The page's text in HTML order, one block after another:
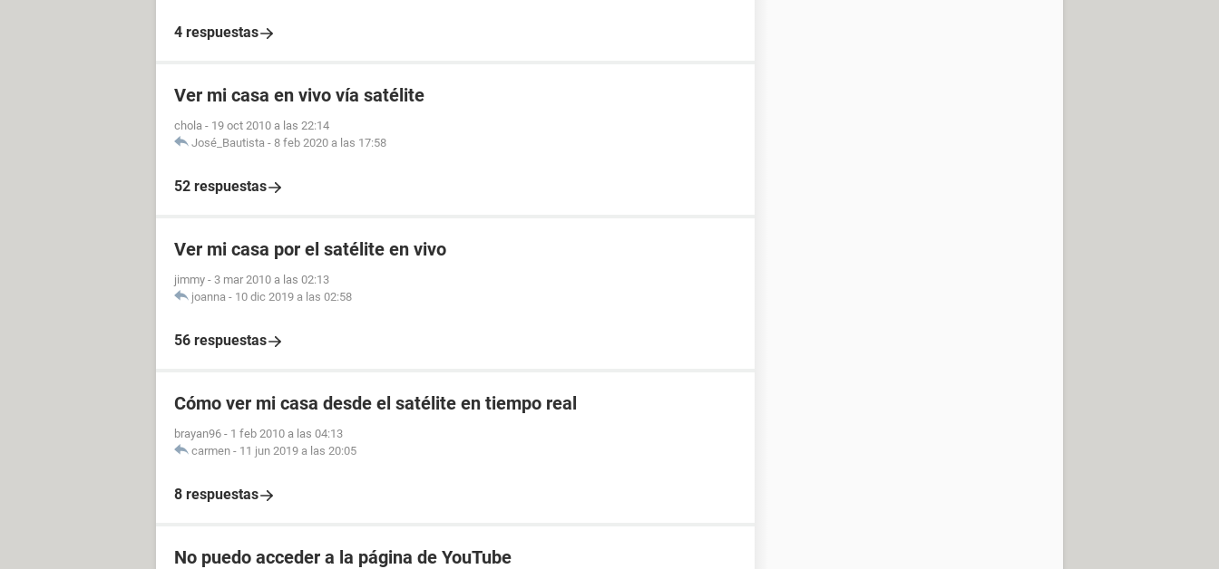
4 respuestas
Ver mi casa en vivo vía satélite
chola - 19 oct 2010 a las 22:14
José_Bautista - 8 feb 2020 a las 17:58
52 respuestas
Ver mi casa por el satélite en vivo
jimmy - 3 mar 2010 a las 02:13
joanna - 10 dic 2019 a las 02:58
56 respuestas
Cómo ver mi casa desde el satélite en tiempo real
brayan96 - 1 feb 2010 a las 04:13
carmen - 11 jun 2019 a las 20:05
8 respuestas
No puedo acceder a la página de YouTube